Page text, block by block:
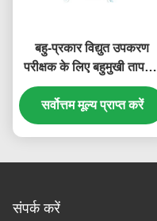
बहु-प्रकार विद्युत उपकरण
परीक्षक के लिए बहुमुखी तापमान
वृद्धि परीक्षण कोने
सर्वोत्तम मूल्य प्राप्त करें
संपर्क करें